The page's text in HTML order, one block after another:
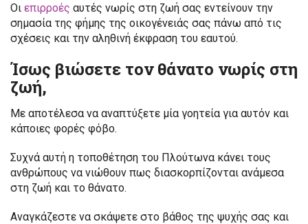
Οι επιρροές αυτές νωρίς στη ζωή σας εντείνουν την
σημασία της φήμης της οικογένειάς σας πάνω από τις
σχέσεις και την αληθινή έκφραση του εαυτού.
Ίσως βιώσετε τον θάνατο νωρίς στη
ζωή,
Με αποτέλεσα να αναπτύξετε μία γοητεία για αυτόν και
κάποιες φορές φόβο.
Συχνά αυτή η τοποθέτηση του Πλούτωνα κάνει τους
ανθρώπους να νιώθουν πως διασκορπίζονται ανάμεσα
στη ζωή και το θάνατο.
Αναγκάζεστε να σκάψετε στο βάθος της ψυχής σας και